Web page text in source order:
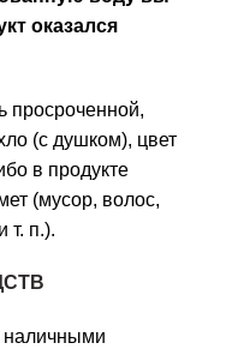
оказался
просроченной,
(с душком), цвет
в продукте
(мусор, волос,
т. п.).
наличными